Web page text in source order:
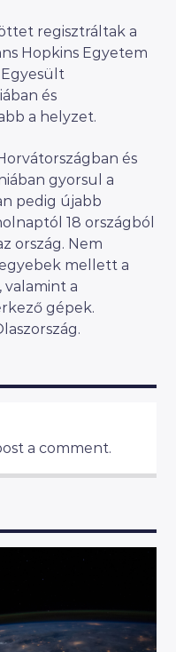
regisztráltak a
Hopkins Egyetem
Egyesült
és
a helyzet.
és
gyorsul a
pedig újabb
18 országból
ország. Nem
mellett a
a
gépek.
a comment.